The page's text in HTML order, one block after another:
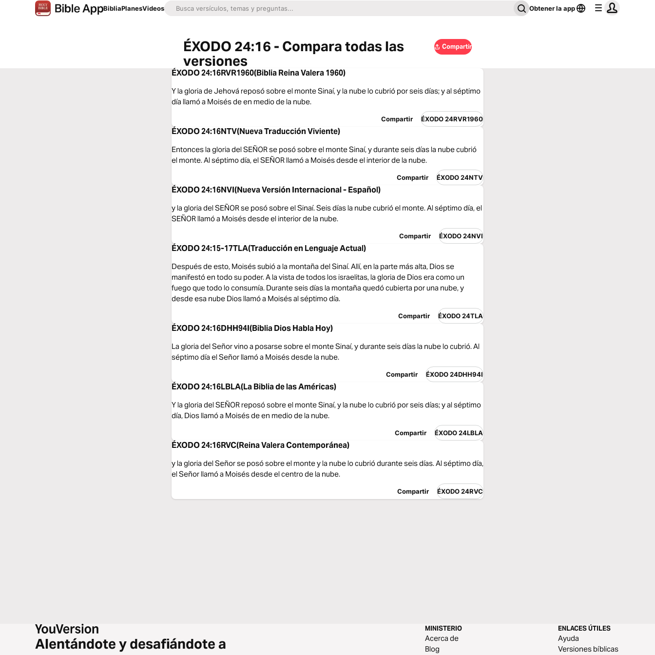
BibliaPlanesVideos Obtener la app
ÉXODO 24:16 - Compara todas las
versiones
Compartir
ÉXODO 24:16RVR1960(Biblia Reina Valera 1960)
Y la gloria de Jehová reposó sobre el monte Sinaí, y la nube lo cubrió por seis días; y al séptimo
día llamó a Moisés de en medio de la nube.
Compartir ÉXODO 24RVR1960
ÉXODO 24:16NTV(Nueva Traducción Viviente)
Entonces la gloria del SEÑOR se posó sobre el monte Sinaí, y durante seis días la nube cubrió
el monte. Al séptimo día, el SEÑOR llamó a Moisés desde el interior de la nube.
Compartir ÉXODO 24NTV
ÉXODO 24:16NVI(Nueva Versión Internacional - Español)
y la gloria del SEÑOR se posó sobre el Sinaí. Seis días la nube cubrió el monte. Al séptimo día, el
SEÑOR llamó a Moisés desde el interior de la nube.
Compartir ÉXODO 24NVI
ÉXODO 24:15-17TLA(Traducción en Lenguaje Actual)
Después de esto, Moisés subió a la montaña del Sinaí. Allí, en la parte más alta, Dios se
manifestó en todo su poder. A la vista de todos los israelitas, la gloria de Dios era como un
fuego que todo lo consumía. Durante seis días la montaña quedó cubierta por una nube, y
desde esa nube Dios llamó a Moisés al séptimo día.
Compartir ÉXODO 24TLA
ÉXODO 24:16DHH94I(Biblia Dios Habla Hoy)
La gloria del Señor vino a posarse sobre el monte Sinaí, y durante seis días la nube lo cubrió. Al
séptimo día el Señor llamó a Moisés desde la nube.
Compartir ÉXODO 24DHH94I
ÉXODO 24:16LBLA(La Biblia de las Américas)
Y la gloria del SEÑOR reposó sobre el monte Sinaí, y la nube lo cubrió por seis días; y al séptimo
día, Dios llamó a Moisés de en medio de la nube.
Compartir ÉXODO 24LBLA
ÉXODO 24:16RVC(Reina Valera Contemporánea)
y la gloria del Señor se posó sobre el monte y la nube lo cubrió durante seis días. Al séptimo día,
el Señor llamó a Moisés desde el centro de la nube.
Compartir ÉXODO 24RVC
Alentándote y desafiándote a
MINISTERIO
Acerca de
Blog
ENLACES ÚTILES
Ayuda
Versiones bíblicas